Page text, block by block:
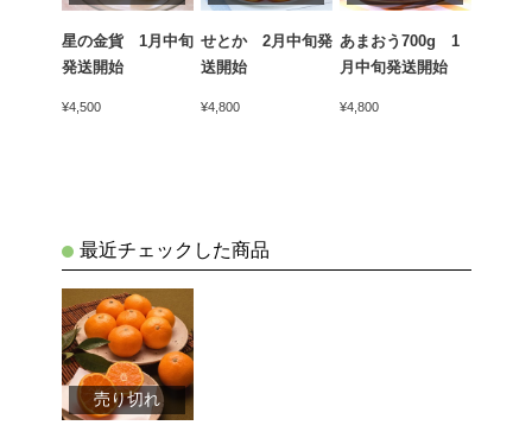
星の金貨 1月中旬
発送開始
¥4,500
せとか 2月中旬発
送開始
¥4,800
あまおう700g 1
月中旬発送開始
¥4,800
最近チェックした商品
売り切れ